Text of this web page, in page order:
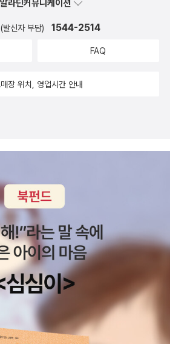
아닌 자신의 삶에서 자신의 길을 당당
선언했던 '천상천하 유아독존' 은 비단
진정한 주인공이 되어 당당히 걸을 수
겠다.공에 관한 공부 역시 양자역학처럼
학 사이에 상당한 유사점이 발견되기
경영이라는 단어의 근원은 ‘고삐를
라고 할 수 있습니다. 여기서 핵심은 다
자체입니다.여기서 고삐가 내포한 의미
혹은 이상vision 이라고 할 수
를 알고 싶어하는 마음이 사라진다는 것
다는 뜻입니다.이런 상태에서는 어떤 지
니다. 모든 창의성, 삶의 생기, 친절,용
활동은 지식에서 오지 않고, 알고 싶어
《곁말》, 《책숲마실》, 《우리말 수수께끼
는 즐거움》, 《이오덕 마음 읽기》을 썼
라딘커뮤니케이션
발신자 부담) 1544-2514
FAQ
장 위치, 영업시간 안내